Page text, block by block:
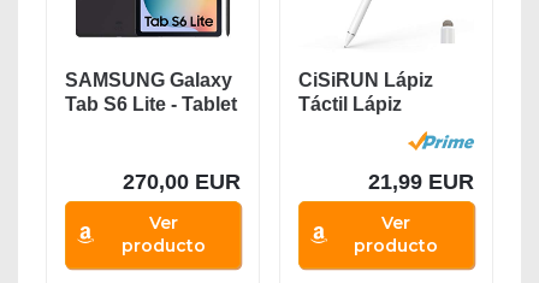
SAMSUNG Galaxy
Tab S6 Lite - Tablet
270,00 EUR
Ver
producto
CiSiRUN Lápiz
Táctil Lápiz
Capacitivo para
21,99 EUR
Ver
producto